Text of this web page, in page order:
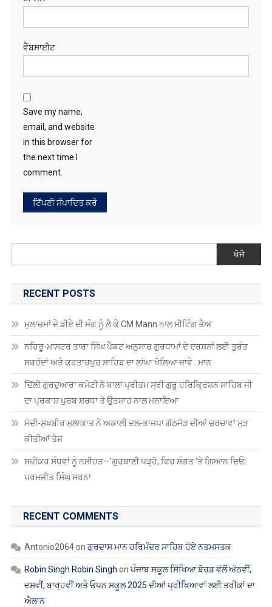
ਵੈੱਬਸਾਈਟ
Save my name,
email, and website
in this browser for
the next time I
comment.
ਖੋਜੋ
RECENT POSTS
ਮੁਲਾਜ਼ਮਾਂ ਦੇ ਡੀਏ ਦੀ ਮੰਗ ਨੂੰ ਲੈ ਕੇ CM Mann ਨਾਲ ਮੀਟਿੰਗ ਤੈਅ
ਨਹਿਰੂ-ਮਾਸਟਰ ਤਾਰਾ ਸਿੰਘ ਪੈਕਟ ਅਨੁਸਾਰ ਗੁਰਧਾਮਾਂ ਦੇ ਦਰਸ਼ਨਾਂ ਲਈ ਤੁਰੰਤ
ਸਰਹੱਦਾਂ ਅਤੇ ਕਰਤਾਰਪੁਰ ਸਾਹਿਬ ਦਾ ਲਾਂਘਾ ਖੋਲਿਆ ਜਾਵੇ : ਮਾਨ
ਦਿੱਲੀ ਗੁਰਦੁਆਰਾ ਕਮੇਟੀ ਨੇ ਬਾਲਾ ਪ੍ਰੀਤਮ ਸ੍ਰੀ ਗੁਰੂ ਹਰਿਕ੍ਰਿਸ਼ਨ ਸਾਹਿਬ ਜੀ
ਦਾ ਪ੍ਰਕਾਸ਼ ਪੁਰਬ ਸ਼ਰਧਾ ਤੇ ਉਤਸ਼ਾਹ ਨਾਲ ਮਨਾਇਆ
ਮੋਦੀ-ਸੁਖਬੀਰ ਮੁਲਾਕਾਤ ਨੇ ਅਕਾਲੀ ਦਲ-ਭਾਜਪਾ ਗੱਠਜੋੜ ਦੀਆਂ ਚਰਚਾਵਾਂ ਮੁੜ
ਕੀਤੀਆਂ ਤੇਜ਼
ਸਪੀਕਰ ਸੰਧਵਾਂ ਨੂੰ ਨਸੀਹਤ—’ਗੁਰਬਾਣੀ ਪੜ੍ਹੋ, ਫਿਰ ਸੰਗਤ ‘ਤੇ ਗਿਆਨ ਦਿਓ:
ਪਰਮਜੀਤ ਸਿੰਘ ਸਰਨਾ
RECENT COMMENTS
Antonio2064on ਗੁਰਦਾਸ ਮਾਨ ਹਰਿਮੰਦਰ ਸਾਹਿਬ ਹੋਏ ਨਤਮਸਤਕ
Robin Singh Robin Singh onਪੰਜਾਬ ਸਕੂਲ ਸਿੱਖਿਆ ਬੋਰਡ ਵੱਲੋਂ ਅੱਠਵੀਂ,
ਦਸਵੀਂ, ਬਾਰ੍ਹਵੀਂ ਅਤੇ ਓਪਨ ਸਕੂਲ 2025 ਦੀਆਂ ਪ੍ਰੀਖਿਆਵਾਂ ਲਈ ਤਰੀਕਾਂ ਦਾ
ਐਲਾਨ